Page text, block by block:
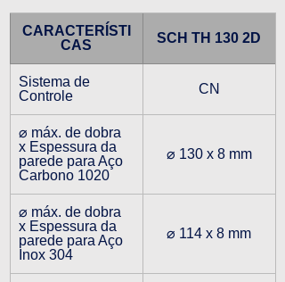
CARACTERÍSTI
CAS
SCH TH 130 2D
Sistema de
Controle
CN
⌀ máx. de dobra
x Espessura da
parede para Aço
Carbono 1020
⌀ 130 x 8 mm
⌀ máx. de dobra
x Espessura da
parede para Aço
Inox 304
⌀ 114 x 8 mm